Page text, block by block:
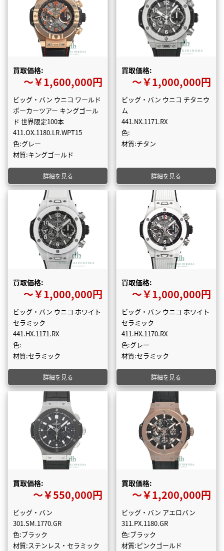
買取価格:
〜￥1,600,000円
ビッグ・バン ウニコ ワールド
ポーカーツアー キングゴール
ド 世界限定100本
411.OX.1180.LR.WPT15
色:グレー
材質:キングゴールド
詳細を見る
買取価格:
〜￥1,000,000円
ビッグ・バン ウニコ チタニウ
ム
441.NX.1171.RX
色:
材質:チタン
詳細を見る
買取価格:
〜￥1,000,000円
ビッグ・バン ウニコ ホワイト
セラミック
441.HX.1171.RX
色:
材質:セラミック
詳細を見る
買取価格:
〜￥1,000,000円
ビッグ・バン ウニコ ホワイト
セラミック
411.HX.1170.RX
色:グレー
材質:セラミック
詳細を見る
買取価格:
〜￥550,000円
ビッグ・バン
301.SM.1770.GR
色:ブラック
材質:ステンレス・セラミック
買取価格:
〜￥1,200,000円
ビッグ・バン アエロバン
311.PX.1180.GR
色:ブラック
材質:ピンクゴールド